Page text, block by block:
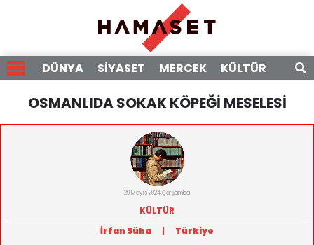
DÜNYA SİYASET MERCEK KÜLTÜR
OSMANLIDA SOKAK KÖPEĞİ MESELESİ
29 Mayıs 2024 Çarşamba
KÜLTÜR
İrfan Süha
| Türkiye